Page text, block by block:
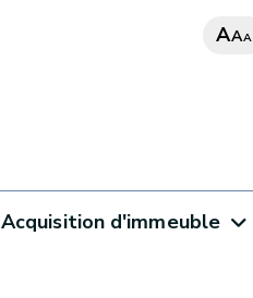
AAA
Acquisition d'immeuble